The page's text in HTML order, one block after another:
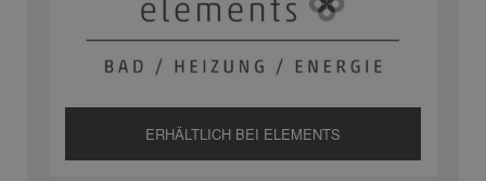
ERHÄLTLICH BEI ELEMENTS